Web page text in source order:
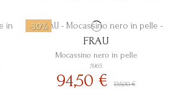
-30%
Mocassino nero in pelle
FRAU
5965
94,50 €135,00 €